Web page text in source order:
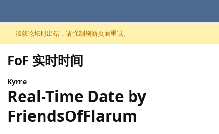
跳至内容
加载论坛时出错，请强制刷新页面重试。
FoF 实时时间
Kyrne
Real-Time Date by
FriendsOfFlarum